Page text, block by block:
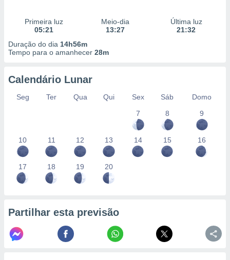
Primeira luz
05:21
Meio-dia
13:27
Última luz
21:32
Duração do dia 14h56m
Tempo para o amanhecer 28m
Calendário Lunar
Seg Ter Qua Qui Sex Sáb
Domo
7
8 9
10 11 12 13 14 15 16
17 18 19 20
Partilhar esta previsão